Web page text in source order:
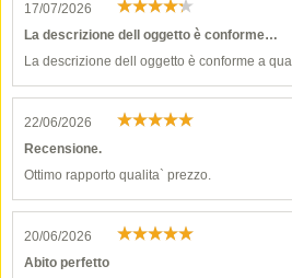
17/07/2026
La descrizione dell oggetto è conforme…
La descrizione dell oggetto è conforme a
22/06/2026
Recensione.
Ottimo rapporto qualita` prezzo.
20/06/2026
Abito perfetto